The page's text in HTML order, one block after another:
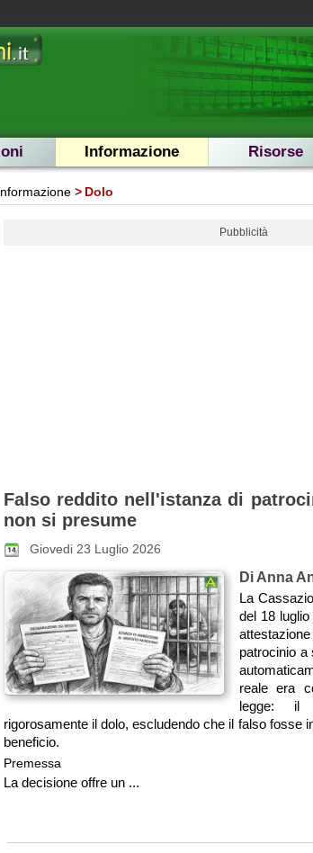
Informazione Risorse
Dolo
Pubblicità
Falso reddito nell'istanza di
non si presume
Giovedi 23 Luglio 2026
Di Anna
La
del 18
patrocinio a
reale era
legge: il
rigorosamente il dolo, escludendo che il falso fosse
beneficio.
Premessa
La decisione offre un ...